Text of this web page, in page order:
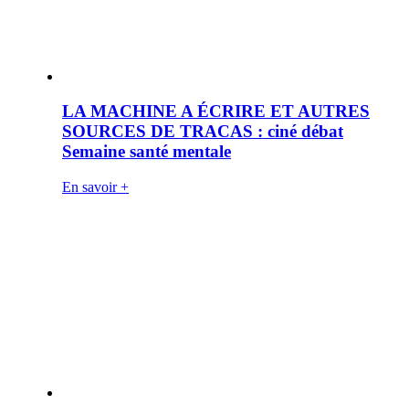
LA MACHINE A ÉCRIRE ET AUTRES
SOURCES DE TRACAS : ciné débat
Semaine santé mentale
En savoir +